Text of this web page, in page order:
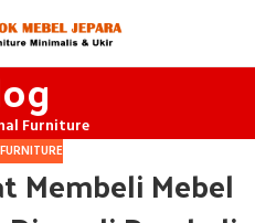
Furniture
Membeli Mebel